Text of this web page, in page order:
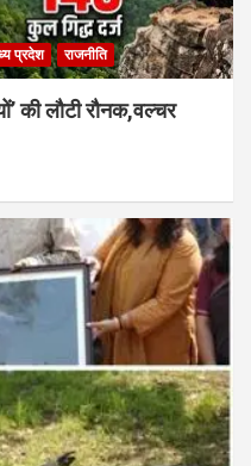
प्रदेश राजनीति
की लौटी रौनक,वल्चर